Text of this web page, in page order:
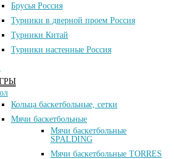
Брусья Россия
Турники в дверной проем Россия
Турники Китай
Турники настенные Россия
Кольца баскетбольные, сетки
Мячи баскетбольные
Мячи баскетбольные
SPALDING
Мячи баскетбольные TORRES